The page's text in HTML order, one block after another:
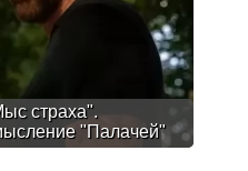
страха".
"Палачей"